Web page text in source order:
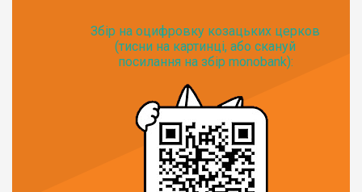
Збір на оцифровку козацьких церков
(тисни на картинці, або скануй
посилання на збір monobank):